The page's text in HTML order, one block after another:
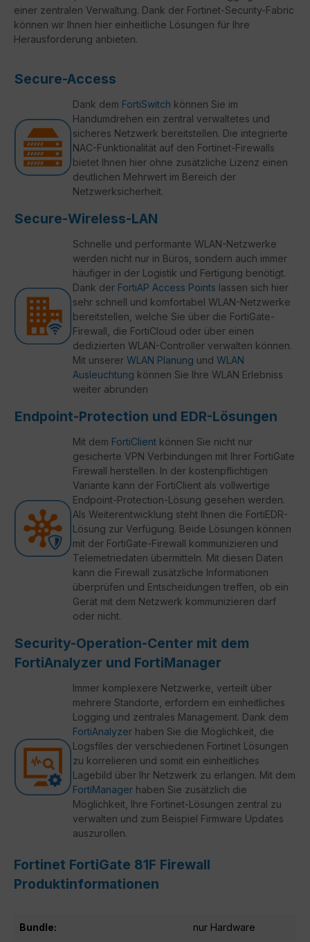
einer zentralen Verwaltung. Dank der Fortinet-Security-Fabric
können wir Ihnen hier einheitliche Lösungen für Ihre
Herausforderung anbieten.
Secure-Access
Dank dem FortiSwitch können Sie im
Handumdrehen ein zentral verwaltetes und
sicheres Netzwerk bereitstellen. Die integrierte
NAC-Funktionalität auf den Fortinet-Firewalls
bietet Ihnen hier ohne zusätzliche Lizenz einen
deutlichen Mehrwert im Bereich der
Netzwerksicherheit.
Secure-Wireless-LAN
Schnelle und performante WLAN-Netzwerke
werden nicht nur in Büros, sondern auch immer
häufiger in der Logistik und Fertigung benötigt.
Dank der FortiAP Access Points lassen sich hier
sehr schnell und komfortabel WLAN-Netzwerke
bereitstellen, welche Sie über die FortiGate-
Firewall, die FortiCloud oder über einen
dedizierten WLAN-Controller verwalten können.
Mit unserer WLAN Planung und WLAN
Ausleuchtung können Sie Ihre WLAN Erlebniss
weiter abrunden
Endpoint-Protection und EDR-Lösungen
Mit dem FortiClient können Sie nicht nur
gesicherte VPN Verbindungen mit Ihrer FortiGate
Firewall herstellen. In der kostenpflichtigen
Variante kann der FortiClient als vollwertige
Endpoint-Protection-Lösung gesehen werden.
Als Weiterentwicklung steht Ihnen die FortiEDR-
Lösung zur Verfügung. Beide Lösungen können
mit der FortiGate-Firewall kommunizieren und
Telemetriedaten übermitteln. Mit diesen Daten
kann die Firewall zusätzliche Informationen
überprüfen und Entscheidungen treffen, ob ein
Gerät mit dem Netzwerk kommunizieren darf
oder nicht.
Security-Operation-Center mit dem
FortiAnalyzer und FortiManager
Immer komplexere Netzwerke, verteilt über
mehrere Standorte, erfordern ein einheitliches
Logging und zentrales Management. Dank dem
FortiAnalyzer haben Sie die Möglichkeit, die
Logsfiles der verschiedenen Fortinet Lösungen
zu korrelieren und somit ein einheitliches
Lagebild über Ihr Netzwerk zu erlangen. Mit dem
FortiManager haben Sie zusätzlich die
Möglichkeit, Ihre Fortinet-Lösungen zentral zu
verwalten und zum Beispiel Firmware Updates
auszurollen.
Fortinet FortiGate 81F Firewall
Produktinformationen
Bundle: nur Hardware